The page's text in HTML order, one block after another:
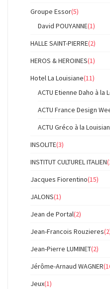
Groupe Essor(5)
David POUYANNE(1)
HALLE SAINT-PIERRE(2)
HEROS & HEROINES(1)
Hotel La Louisiane(11)
ACTU Etienne Daho à la
ACTU France Design
ACTU Gréco à la
INSOLITE(3)
INSTITUT CULTUREL ITALIEN
Jacques Fiorentino(15)
JALONS(1)
Jean de Portal(2)
Jean-Francois Rouzieres
Jean-Pierre LUMINET(2)
Jérôme-Arnaud WAGNER
Jeux(1)